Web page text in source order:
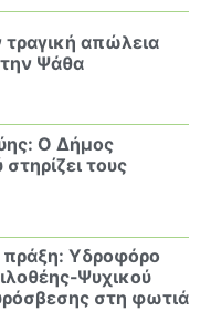
τραγική απώλεια
Ψάθα
Ο Δήμος
τους
πράξη: Υδροφόρο
Ψυχικού
στη φωτιά